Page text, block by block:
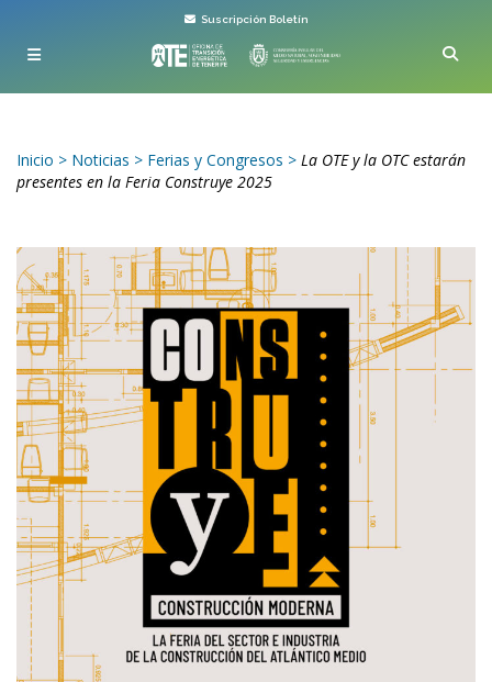
Suscripción Boletín
Inicio > Noticias > Ferias y Congresos > La OTE y la OTC estarán
presentes en la Feria Construye 2025